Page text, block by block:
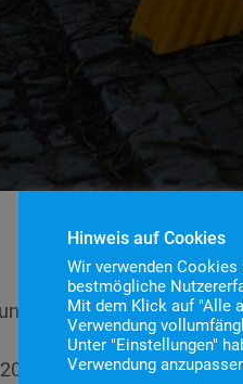
14:50
Hinweis auf Cookies
Wir verwenden
bestmögliche
Mit dem Klick auf "Alle
Verwendung
Unter "Einstellungen"
Verwendung